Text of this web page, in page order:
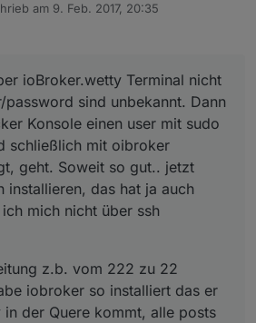
am 9. Feb. 2017, 20:35
editiert von
ioBroker.wetty Terminal nicht
password sind unbekannt. Dann
Konsole einen user mit sudo
schließlich mit oibroker
geht. Soweit so gut.. jetzt
installieren, das hat ja auch
mich nicht über ssh
z.b. vom 222 zu 22
iobroker so installiert das er
der Quere kommt, alle posts